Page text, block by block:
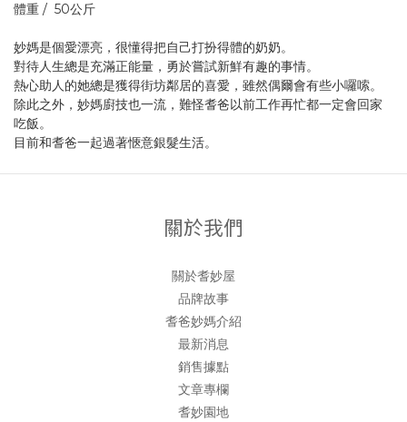
體重 / 50公斤
妙媽是個愛漂亮，很懂得把自己打扮得體的奶奶。
對待人生總是充滿正能量，勇於嘗試新鮮有趣的事情。
熱心助人的她總是獲得街坊鄰居的喜愛，雖然偶爾會有些小囉嗦。
除此之外，妙媽廚技也一流，難怪耆爸以前工作再忙都一定會回家
吃飯。
目前和耆爸一起過著愜意銀髮生活。
關於我們
關於耆妙屋
品牌故事
耆爸妙媽介紹
最新消息
銷售據點
文章專欄
耆妙園地